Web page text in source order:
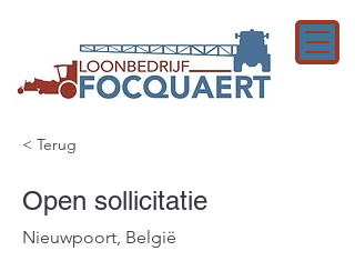
< Terug
Open sollicitatie
Nieuwpoort, België